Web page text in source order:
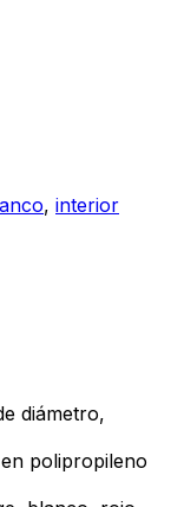
, interior
diámetro,
polipropileno